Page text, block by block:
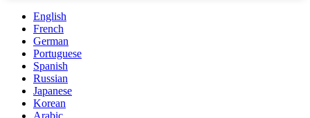
English
French
German
Portuguese
Spanish
Russian
Japanese
Korean